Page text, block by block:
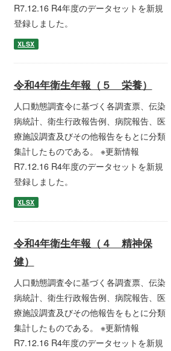
R7.12.16 R4年度のデータセットを新規
登録しました。
XLSX
令和4年衛生年報（５ 栄養）
人口動態調査令に基づく各調査票、伝染
病統計、衛生行政報告例、病院報告、医
療施設調査及びその他報告をもとに分類
集計したものである。 ※更新情報
R7.12.16 R4年度のデータセットを新規
登録しました。
XLSX
令和4年衛生年報（４ 精神保
健）
人口動態調査令に基づく各調査票、伝染
病統計、衛生行政報告例、病院報告、医
療施設調査及びその他報告をもとに分類
集計したものである。 ※更新情報
R7.12.16 R4年度のデータセットを新規